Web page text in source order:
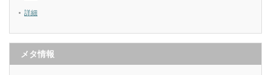
詳細
メタ情報